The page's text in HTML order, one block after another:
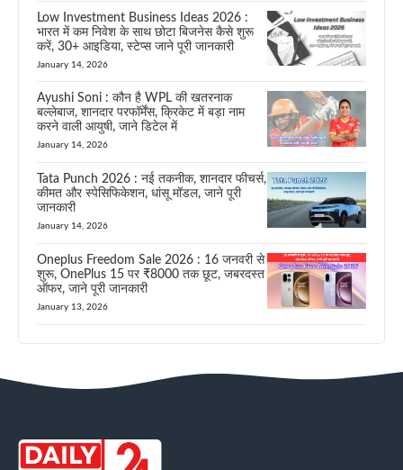
Low Investment Business Ideas 2026 :
भारत में कम निवेश के साथ छोटा बिजनेस कैसे शुरू
करें, 30+ आइडिया, स्टेप्स जाने पूरी जानकारी
January 14, 2026
Ayushi Soni : कौन है WPL की खतरनाक
बल्लेबाज, शानदार परफॉर्मेंस, क्रिकेट में बड़ा नाम
करने वाली आयुषी, जाने डिटेल में
January 14, 2026
Tata Punch 2026 : नई तकनीक, शानदार फीचर्स,
कीमत और स्पेसिफिकेशन, धांसू मॉडल, जाने पूरी
जानकारी
January 14, 2026
Oneplus Freedom Sale 2026 : 16 जनवरी से
शुरू, OnePlus 15 पर ₹8000 तक छूट, जबरदस्त
ऑफर, जाने पूरी जानकारी
January 13, 2026